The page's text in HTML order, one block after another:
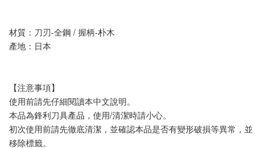
材質：刀刃-全鋼 / 握柄-朴木
產地：日本
【注意事項】
使用前請先仔細閱讀本中文說明。
本品為鋒利刀具產品，使用/清潔時請小心。
初次使用前請先徹底清潔，並確認本品是否有變形破損等異常，並
移除標籤。